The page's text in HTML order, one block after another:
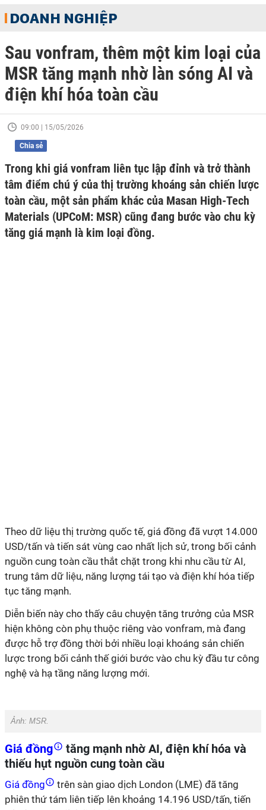
DOANH NGHIỆP
Sau vonfram, thêm một kim loại của
MSR tăng mạnh nhờ làn sóng AI và
điện khí hóa toàn cầu
09:00 | 15/05/2026
Chia sẻ
Trong khi giá vonfram liên tục lập đỉnh và trở thành
tâm điểm chú ý của thị trường khoáng sản chiến lược
toàn cầu, một sản phẩm khác của Masan High-Tech
Materials (UPCoM: MSR) cũng đang bước vào chu kỳ
tăng giá mạnh là kim loại đồng.
Theo dữ liệu thị trường quốc tế, giá đồng đã vượt 14.000
USD/tấn và tiến sát vùng cao nhất lịch sử, trong bối cảnh
nguồn cung toàn cầu thắt chặt trong khi nhu cầu từ AI,
trung tâm dữ liệu, năng lượng tái tạo và điện khí hóa tiếp
tục tăng mạnh.
Diễn biến này cho thấy câu chuyện tăng trưởng của MSR
hiện không còn phụ thuộc riêng vào vonfram, mà đang
được hỗ trợ đồng thời bởi nhiều loại khoáng sản chiến
lược trong bối cảnh thế giới bước vào chu kỳ đầu tư công
nghệ và hạ tầng năng lượng mới.
Ảnh: MSR.
Giá đồng tăng mạnh nhờ AI, điện khí hóa và
thiếu hụt nguồn cung toàn cầu
Giá đồng trên sàn giao dịch London (LME) đã tăng
phiên thứ tám liên tiếp lên khoảng 14.196 USD/tấn, tiến